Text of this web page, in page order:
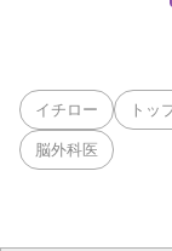
イチロー トッ
脳外科医